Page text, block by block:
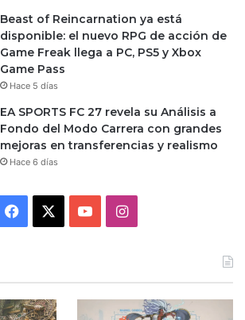
Beast of Reincarnation ya está
disponible: el nuevo RPG de acción de
Game Freak llega a PC, PS5 y Xbox
Game Pass
Hace 5 días
EA SPORTS FC 27 revela su Análisis a
Fondo del Modo Carrera con grandes
mejoras en transferencias y realismo
Hace 6 días
Facebook YouTubeInstagram